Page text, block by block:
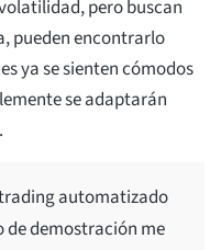
pero buscan
pueden encontrarlo
ya se sienten cómodos
se adaptarán
automatizado
de demostración me